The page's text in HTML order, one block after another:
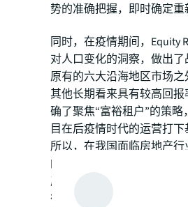
势的准确把握，即时确定重
同时，在疫情期间，Equity
对人口变化的洞察，做出
原有的六大沿海地区市场之
其他长期看来具有较高回报
确了聚焦“富裕租户”的策
目在后疫情时代的运营打下
所以，在我国面临房地产
的当下，租赁住房REITs的
产商实现有效退出、盘活资
径，也能够有效推动行业运